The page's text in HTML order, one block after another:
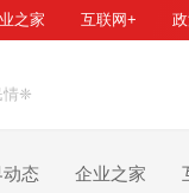
之家 互联网+
情❈
态 企业之家